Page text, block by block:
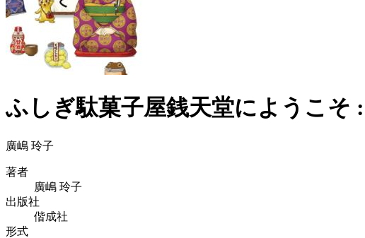
ふしぎ駄菓子屋銭天堂にようこそ
廣嶋 玲子
著者
廣嶋 玲子
出版社
偕成社
形式